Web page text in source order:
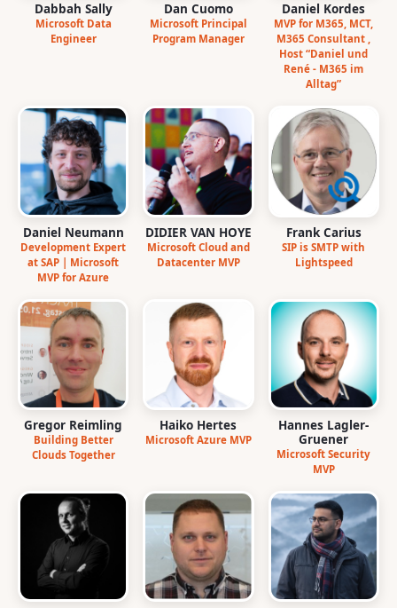
Dabbah Sally
Microsoft Data
Engineer
Dan Cuomo
Microsoft Principal
Program Manager
Daniel Kordes
MVP for M365, MCT,
M365 Consultant ,
Host “Daniel und
René - M365 im
Alltag”
Daniel Neumann
Development Expert
at SAP | Microsoft
MVP for Azure
DIDIER VAN HOYE
Microsoft Cloud and
Datacenter MVP
Frank Carius
SIP is SMTP with
Lightspeed
Gregor Reimling
Building Better
Clouds Together
Haiko Hertes
Microsoft Azure MVP
Hannes Lagler-
Gruener
Microsoft Security
MVP